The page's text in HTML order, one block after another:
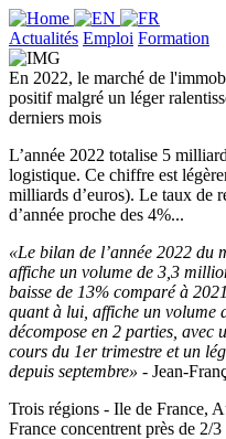
Actualités Emploi Formation
En 2022, le marché de
positif malgré un léger
derniers mois
L’année 2022 totalise 5
logistique. Ce chiffre est
milliards d’euros). Le taux de
d’année proche des 4%...
«Le bilan de l’année 2022 du
affiche un volume de 3,3
baisse de 13% comparé à
quant à lui, affiche un volume
décompose en 2 parties, avec
cours du 1er trimestre et un
depuis septembre» - Jean-
Trois régions - Ile de France,
France concentrent près de 2/